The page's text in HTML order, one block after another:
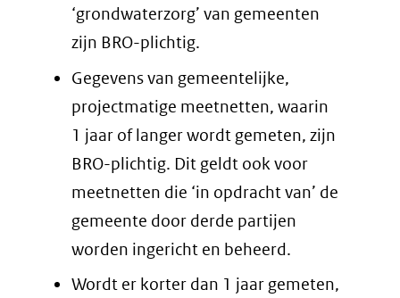
‘grondwaterzorg’ van gemeenten
zijn BRO-plichtig.
Gegevens van gemeentelijke,
projectmatige meetnetten, waarin
1 jaar of langer wordt gemeten, zijn
BRO-plichtig. Dit geldt ook voor
meetnetten die ‘in opdracht van’ de
gemeente door derde partijen
worden ingericht en beheerd.
Wordt er korter dan 1 jaar gemeten,